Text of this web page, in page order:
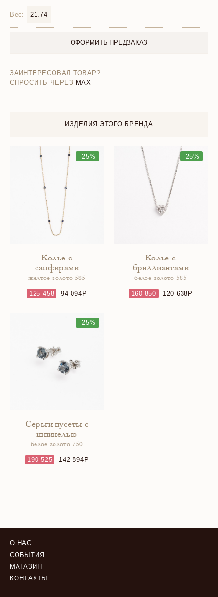
Вес: 21.74
ОФОРМИТЬ ПРЕДЗАКАЗ
ЗАИНТЕРЕСОВАЛ ТОВАР?
СПРОСИТЬ ЧЕРЕЗ MAX
ИЗДЕЛИЯ ЭТОГО БРЕНДА
-25%
Колье с
сапфирами
желтое золото 585
125 458 94 094
-25%
Колье с
бриллиантами
белое золото 585
160 850 120 638
-25%
Серьги-пусеты с
шпинелью
белое золото 750
190 525 142 894
О НАС
СОБЫТИЯ
МАГАЗИН
КОНТАКТЫ